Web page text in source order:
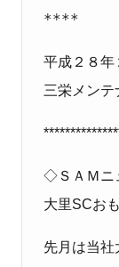
****
平成２８年
三栄メンテ
◇ＳＡＭニ
大里SCお
先月は当